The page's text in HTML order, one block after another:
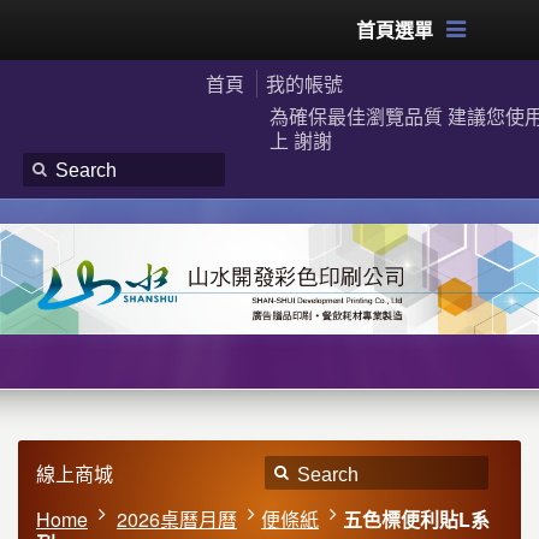
首頁選單
首頁
我的帳號
為確保最佳瀏覽品質 建議您使
上 謝謝
線上商城
Home
2026桌曆月曆 便條紙
五色標便利貼L系